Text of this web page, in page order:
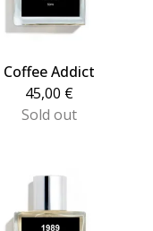
Coffee Addict
45,00 €
Sold out